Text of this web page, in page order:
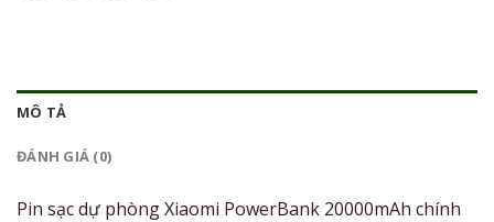
MÔ TẢ
ĐÁNH GIÁ (0)
Pin sạc dự phòng Xiaomi PowerBank 20000mAh chính